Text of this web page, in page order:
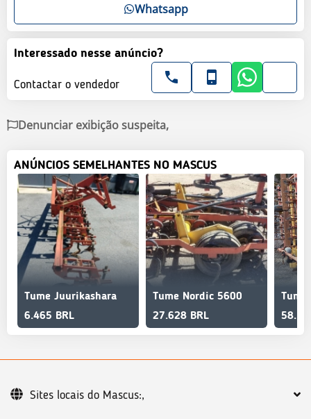
Whatsapp
Interessado nesse anúncio?
Contactar o vendedor
Denunciar exibição suspeita,
ANÚNCIOS SEMELHANTES NO MASCUS
Tume Juurikashara
6.465 BRL
Tume Nordic 5600
27.628 BRL
Sites locais do Mascus:,